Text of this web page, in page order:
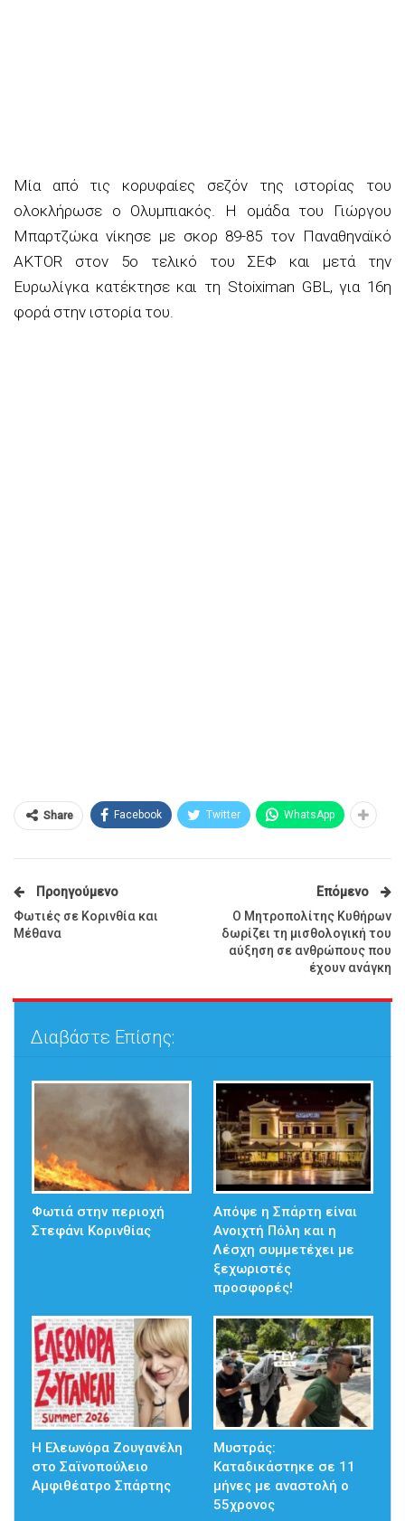
Μία από τις κορυφαίες σεζόν της ιστορίας του
ολοκλήρωσε ο Ολυμπιακός. Η ομάδα του Γιώργου
Μπαρτζώκα νίκησε με σκορ 89-85 τον Παναθηναϊκό
AKTOR στον 5ο τελικό του ΣΕΦ και μετά την
Ευρωλίγκα κατέκτησε και τη Stoiximan GBL, για 16η
φορά στην ιστορία του.
Share Facebook Twitter WhatsApp
Προηγούμενο
Φωτιές σε Κορινθία και
Μέθανα
Επόμενο
Ο Μητροπολίτης Κυθήρων
δωρίζει τη μισθολογική του
αύξηση σε ανθρώπους που
έχουν ανάγκη
Διαβάστε Επίσης:
Φωτιά στην περιοχή
Στεφάνι Κορινθίας
Απόψε η Σπάρτη είναι
Ανοιχτή Πόλη και η
Λέσχη συμμετέχει με
ξεχωριστές
προσφορές!
Η Ελεωνόρα Ζουγανέλη
στο Σαϊνοπούλειο
Αμφιθέατρο Σπάρτης
Μυστράς:
Καταδικάστηκε σε 11
μήνες με αναστολή ο
55χρονος